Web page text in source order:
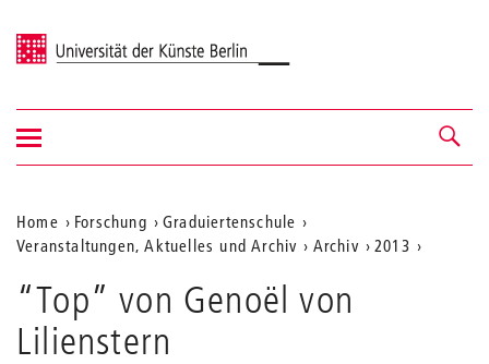
Universität der Künste Berlin
Navigation &
Suche
Navigation
ein-/ausblenden
Aktuelle
Position
auf
der
Home Forschung
Graduiertenschule
Veranstaltungen, Aktuelles und Archiv
Archiv 2013
“Top” von Genoël von
Lilienstern